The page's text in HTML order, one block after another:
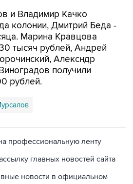
и Владимир Качко
колонии, Дмитрий Беда -
Марина Кравцова
тысяч рублей, Андрей
Алексндр
получили
рублей.
профессиональную ленту
главных новостей сайта
новости в официальном